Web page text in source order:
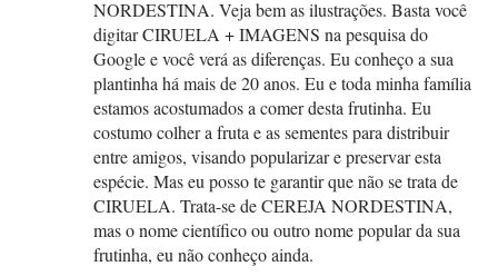
NORDESTINA. Veja bem as ilustrações. Basta você
digitar CIRUELA + IMAGENS na pesquisa do
Google e você verá as diferenças. Eu conheço a sua
plantinha há mais de 20 anos. Eu e toda minha família
estamos acostumados a comer desta frutinha. Eu
costumo colher a fruta e as sementes para distribuir
entre amigos, visando popularizar e preservar esta
espécie. Mas eu posso te garantir que não se trata de
CIRUELA. Trata-se de CEREJA NORDESTINA,
mas o nome científico ou outro nome popular da sua
frutinha, eu não conheço ainda.